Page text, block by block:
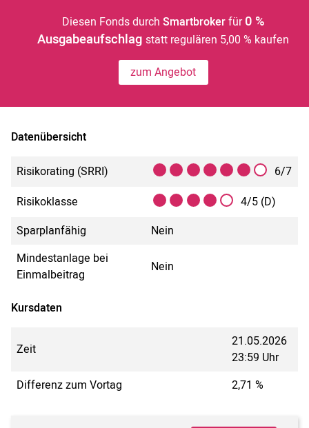
Diesen Fonds durch Smartbrokerfür 0 %
Ausgabeaufschlagstatt regulären 5,00 % kaufen
zum Angebot
Datenübersicht
Risikorating (SRRI)
6/7
Risikoklasse
4/5 (D)
Sparplanfähig
Nein
Mindestanlage bei
Einmalbeitrag
Nein
Kursdaten
Zeit
21.05.2026
23:59 Uhr
Differenz zum Vortag
2,71 %